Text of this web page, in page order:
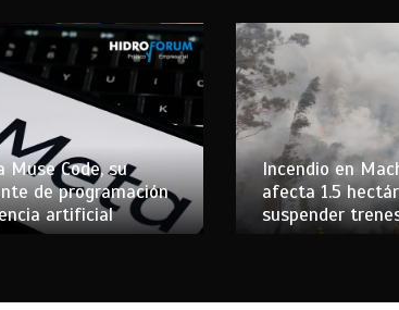
Muse Code, su
de programación
artificial
Incendio en
afecta 1.5
suspender